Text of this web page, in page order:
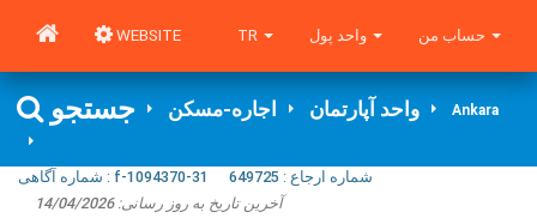
WEBSITE TR
جستجو اجاره-مسکن واحد آپارتمان Ankara
شماره آگاهی‌ : f-1094370-31 شماره ارجاع : 649725
آخرین تاریخ به روز رسانی:14/04/2026